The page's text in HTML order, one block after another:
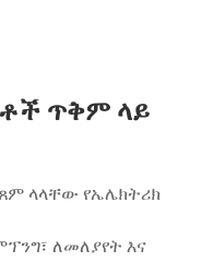
ጥቅም ላይ
ላላቸው የኤሌክትሪክ
ለመለያየት እና